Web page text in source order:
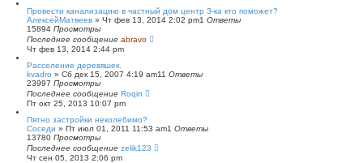
Провести канализацию в частный дом центр З-ка кто поможет?
АлексейМатвеев » Чт фев 13, 2014 2:02 pm1 Ответы
15894 Просмотры
Последнее сообщение abravo
Чт фев 13, 2014 2:44 pm
Расселение деревяшек.
kvadro » Сб дек 15, 2007 4:19 am11 Ответы
23997 Просмотры
Последнее сообщение Roqin
Пт окт 25, 2013 10:07 pm
Пятно застройки неколебимо?
Соседи » Пт июл 01, 2011 11:53 am1 Ответы
13780 Просмотры
Последнее сообщение zelik123
Чт сен 05, 2013 2:06 pm